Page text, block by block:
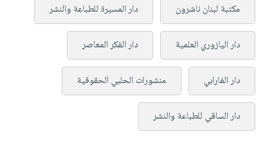
مكتبة لبنان ناشرون دار المسيرة للطباعة والنشر
دار اليازوري العلمية دار الفكر المعاصر
دار الفارابي منشورات الحلبي الحقوقية
دار الساقي للطباعة والنشر